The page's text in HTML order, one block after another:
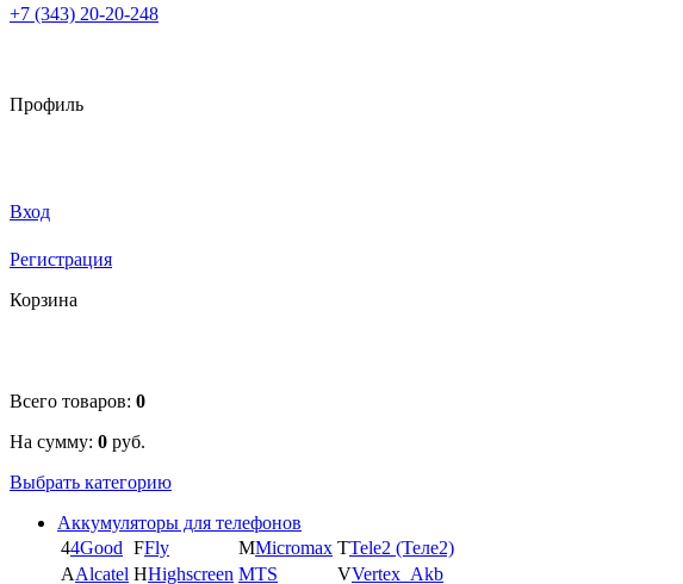
+7 (343) 20-20-248
Профиль
Вход
Регистрация
Корзина
Всего товаров: 0
На сумму: 0 руб.
Выбрать категорию
Аккумуляторы для телефонов
44Good FFly MMicromax TTele2 (Теле2)
AAlcatel HHighscreen MTS VVertex_Akb